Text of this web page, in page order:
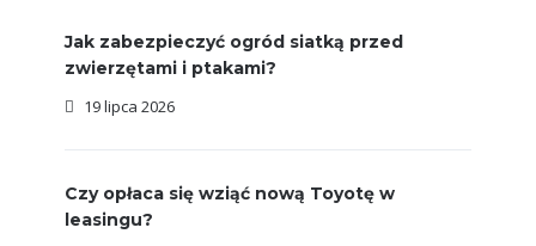
Jak zabezpieczyć ogród siatką przed
zwierzętami i ptakami?
19 lipca 2026
Czy opłaca się wziąć nową Toyotę w
leasingu?